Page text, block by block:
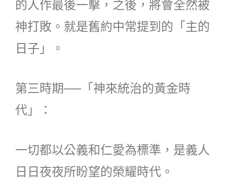
的人作最後一擊，之後，將會全然被
神打敗。就是舊約中常提到的「主的
日子」。
第三時期──「神來統治的黃金時
代」：
一切都以公義和仁愛為標準，是義人
日日夜夜所盼望的榮耀時代。